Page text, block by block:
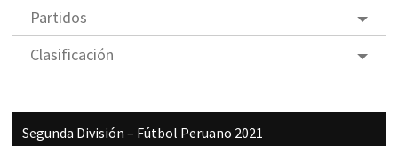
Partidos
Clasificación
Segunda División – Fútbol Peruano 2021